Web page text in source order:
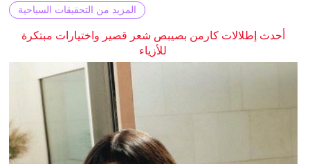
المزيد من التحقيقات السياحية
أحدث إطلالات كارمن بصيبص شعر قصير واختيارات مبتكرة
للأزياء